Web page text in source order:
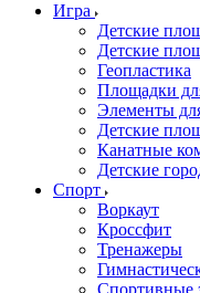
Игра
Детские
Детские
Геопластика
Площадки
Элементы
Детские
Канатные
Детские
Спорт
Воркаут
Кроссфит
Тренажеры
Спортивные